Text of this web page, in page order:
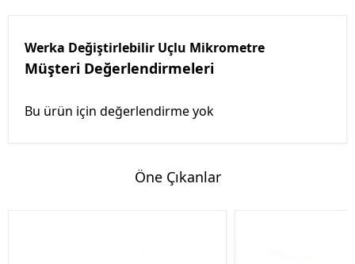
Werka Değiştirlebilir Uçlu Mikrometre
Müşteri Değerlendirmeleri
Bu ürün için değerlendirme yok
Öne Çıkanlar